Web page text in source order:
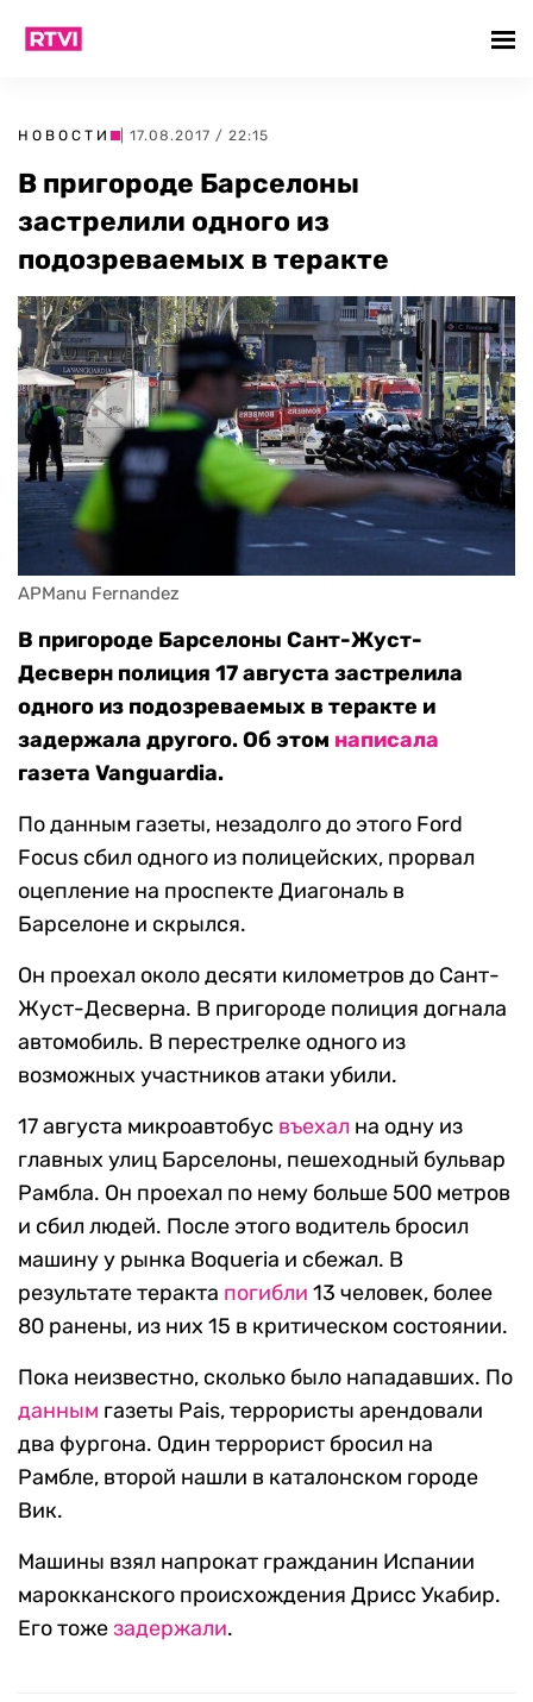
НОВОСТИ | 17.08.2017 / 22:15
В пригороде Барселоны
застрелили одного из
подозреваемых в теракте
APManu Fernandez
В пригороде Барселоны Сант-Жуст-
Десверн полиция 17 августа застрелила
одного из подозреваемых в теракте и
задержала другого. Об этом написала
газета Vanguardia.
По данным газеты, незадолго до этого Ford
Focus сбил одного из полицейских, прорвал
оцепление на проспекте Диагональ в
Барселоне и скрылся.
Он проехал около десяти километров до Сант-
Жуст-Десверна. В пригороде полиция догнала
автомобиль. В перестрелке одного из
возможных участников атаки убили.
17 августа микроавтобус въехал на одну из
главных улиц Барселоны, пешеходный бульвар
Рамбла. Он проехал по нему больше 500 метров
и сбил людей. После этого водитель бросил
машину у рынка Boqueria и сбежал. В
результате теракта погибли 13 человек, более
80 ранены, из них 15 в критическом состоянии.
Пока неизвестно, сколько было нападавших. По
данным газеты Pais, террористы арендовали
два фургона. Один террорист бросил на
Рамбле, второй нашли в каталонском городе
Вик.
Машины взял напрокат гражданин Испании
марокканского происхождения Дрисс Укабир.
Его тожезадержали.